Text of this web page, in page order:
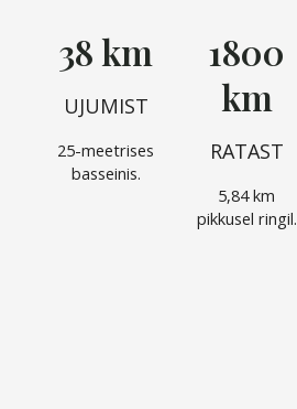
38 km
UJUMIST
25-meetrises
basseinis.
1800
km
RATAST
5,84 km
pikkusel ringil.